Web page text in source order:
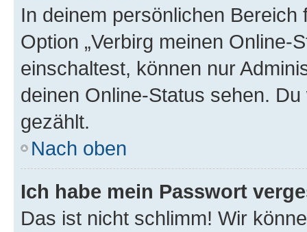
In deinem persönlichen
Option „Verbirg meinen Online-
einschaltest, können nur
deinen Online-Status sehen.
gezählt.
Nach oben
Ich habe mein Passwort
Das ist nicht schlimm! Wir